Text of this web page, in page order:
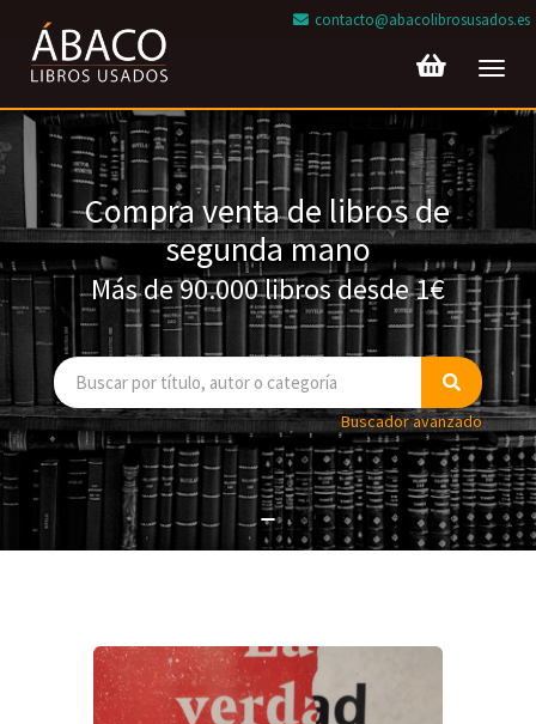
contacto@abacolibrosusados.es
Compra venta de libros de
segunda mano
Más de 90.000 libros desde 1€
Buscador avanzado